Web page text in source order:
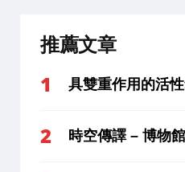
推薦文章
具雙重作用的活性
時空傳譯 – 博物